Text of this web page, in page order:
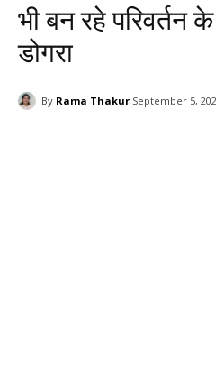
भी बन रहे परिवर्तन
डोगरा
By Rama Thakur September 5,